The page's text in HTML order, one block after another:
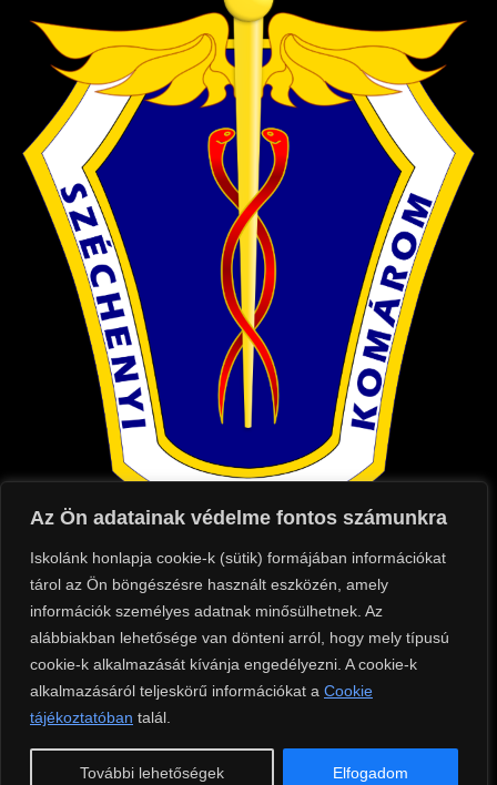
Az Ön adatainak védelme fontos számunkra
Iskolánk honlapja cookie-k (sütik) formájában információkat
tárol az Ön böngészésre használt eszközén, amely
információk személyes adatnak minősülhetnek. Az
alábbiakban lehetősége van dönteni arról, hogy mely típusú
cookie-k alkalmazását kívánja engedélyezni. A cookie-k
alkalmazásáról teljeskörű információkat a Cookie
tájékoztatóban talál.
További lehetőségek Elfogadom
Kapcsolat
Cím: 2900 Komárom, Táncsics Mihály utca
Telefon: +36 (70) 684 8500
Tanári telefonszáma: +36 (70) 684 8504
E-mail: iroda@szixi.hu